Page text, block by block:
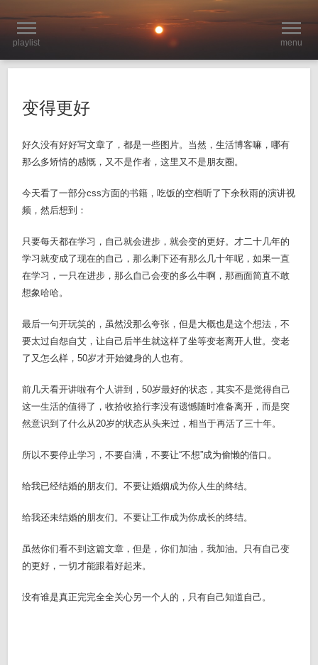
playlist menu
变得更好
好久没有好好写文章了，都是一些图片。当然，生活博客嘛，哪有
那么多矫情的感慨，又不是作者，这里又不是朋友圈。
今天看了一部分css方面的书籍，吃饭的空档听了下余秋雨的演讲视
频，然后想到：
只要每天都在学习，自己就会进步，就会变的更好。才二十几年的
学习就变成了现在的自己，那么剩下还有那么几十年呢，如果一直
在学习，一只在进步，那么自己会变的多么牛啊，那画面简直不敢
想象哈哈。
最后一句开玩笑的，虽然没那么夸张，但是大概也是这个想法，不
要太过自怨自艾，让自己后半生就这样了坐等变老离开人世。变老
了又怎么样，50岁才开始健身的人也有。
前几天看开讲啦有个人讲到，50岁最好的状态，其实不是觉得自己
这一生活的值得了，收拾收拾行李没有遗憾随时准备离开，而是突
然意识到了什么从20岁的状态从头来过，相当于再活了三十年。
所以不要停止学习，不要自满，不要让“不想”成为偷懒的借口。
给我已经结婚的朋友们。不要让婚姻成为你人生的终结。
给我还未结婚的朋友们。不要让工作成为你成长的终结。
虽然你们看不到这篇文章，但是，你们加油，我加油。只有自己变
的更好，一切才能跟着好起来。
没有谁是真正完完全全关心另一个人的，只有自己知道自己。